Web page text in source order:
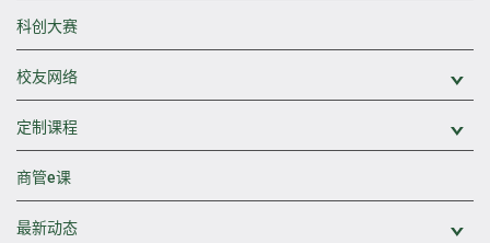
科创大赛
校友网络
定制课程
商管e课
最新动态